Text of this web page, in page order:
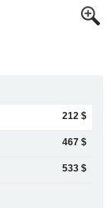
212 $
467 $
533 $